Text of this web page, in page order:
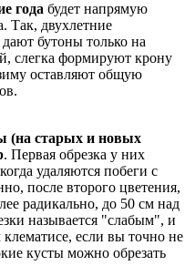
года будет напрямую
Так, двухлетние
бутоны только на
слегка формируют крону
оставляют общую
(на старых и новых
. Первая обрезка у них
удаляются побеги с
после второго цветения,
радикально, до 50 см над
называется "слабым", и
если вы точно не
кусты можно обрезать